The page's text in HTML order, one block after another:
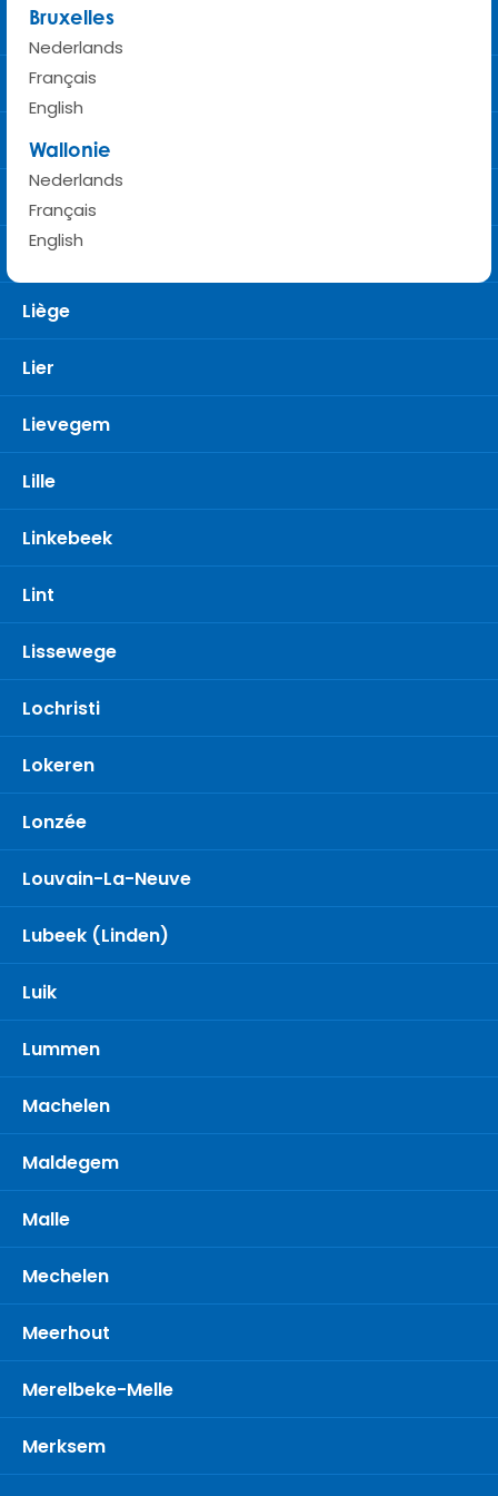
Bruxelles
Nederlands
Français
English
Wallonie
Nederlands
Français
English
Laarne
Laken
Landen
Leuven
Libramont
Liège
Lier
Lievegem
Lille
Linkebeek
Lint
Lissewege
Lochristi
Lokeren
Lonzée
Louvain-La-Neuve
Lubeek (Linden)
Luik
Lummen
Machelen
Maldegem
Malle
Mechelen
Meerhout
Merelbeke-Melle
Merksem